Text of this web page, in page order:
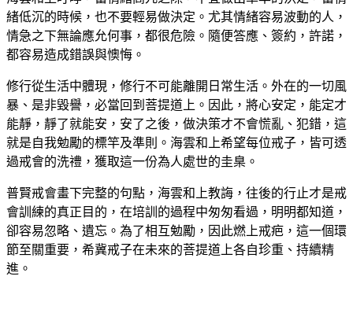
緒低沉的時候，也不要輕易做決定。尤其情緒容易波動的人，
情急之下無論應允何事，都很危險。隨便答應、簽約，許諾，
都容易造成錯誤與懊悔。
修行從生活中體現，修行不可能離開日常生活。外在的一切風
暴、是非毀譽，必當回到菩提道上。因此，將心安定，能定才
能靜，靜了就能安，安了之後，做決策才不會慌亂、犯錯，這
就是自我勉勵的標竿及準則。海雲和上希望每位戒子，皆可透
過戒會的洗禮，獲取這一份為人處世的圭臬。
普賢戒會畫下完整的句點，海雲和上教誨，往後的行止才是戒
會訓練的真正目的，在培訓的過程中匆匆看過，明明都知道，
卻容易忽略、遺忘。為了相互勉勵，因此燃上戒疤，這一個環
節至關重要，希冀戒子在未來的菩提道上各自珍重、持續精
進。